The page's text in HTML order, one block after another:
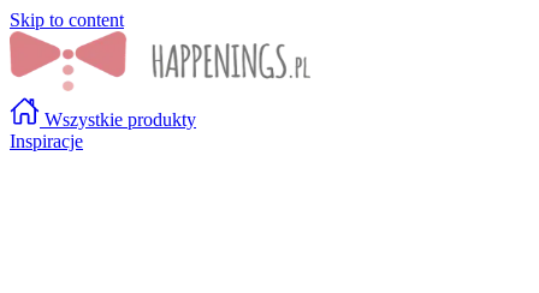
Skip to content
Wszystkie produkty
Inspiracje